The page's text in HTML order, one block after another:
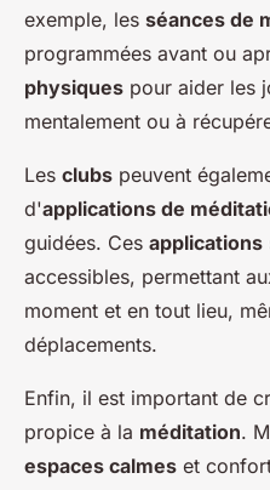
exemple, les séances de
programmées avant ou
physiques pour aider les
mentalement ou à
Les clubs peuvent
d'applications de
guidées. Ces applications
accessibles, permettant
moment et en tout lieu,
déplacements.
Enfin, il est important de
propice à la méditation.
espaces calmes et